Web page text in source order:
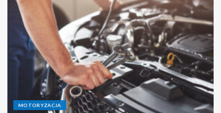
MOTORYZACJA